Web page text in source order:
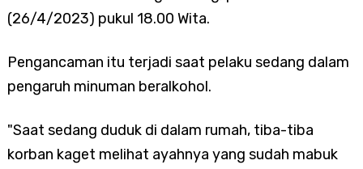
(26/4/2023) pukul 18.00 Wita.
Pengancaman itu terjadi saat pelaku sedang dalam
pengaruh minuman beralkohol.
"Saat sedang duduk di dalam rumah, tiba-tiba
korban kaget melihat ayahnya yang sudah mabuk